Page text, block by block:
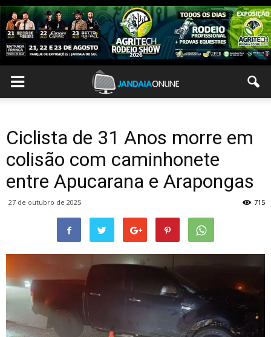
Ciclista de 31 Anos morre em
colisão com caminhonete
entre Apucarana e Arapongas
27 de outubro de 2025 715